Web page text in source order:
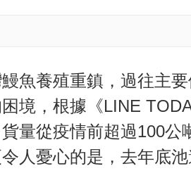
魚養殖重鎮，過往主
境，根據《LINE
量從疫情前超過100公
人憂心的是，去年底